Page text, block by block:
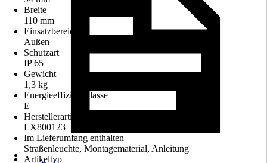
Breite
110 mm
Einsatzbereich
Außen
Schutzart
IP 65
Gewicht
1,3 kg
Energieeffizienzklasse
E
Herstellerartikelnummer
LX800123
Im Lieferumfang enthalten
Straßenleuchte, Montagematerial, Anleitung
Artikeltyp